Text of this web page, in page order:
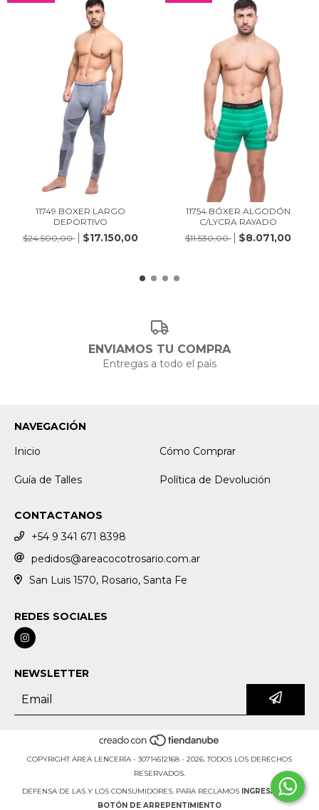
11749 BOXER LARGO
DEPORTIVO
$24.500,00
$17.150,00
11754 BÓXER ALGODÓN
C/LYCRA RAYADO
$11.530,00
$8.071,00
ENVIAMOS TU COMPRA
Entregas a todo el país
NAVEGACIÓN
Inicio
Cómo Comprar
Guía de Talles Política de Devolución
CONTACTANOS
+54 9 341 671 8398
pedidos@areacocotrosario.com.ar
San Luis 1570, Rosario, Santa Fe
REDES SOCIALES
NEWSLETTER
COPYRIGHT AREA LENCERÍA - 30714512168 - 2026. TODOS LOS DERECHOS
RESERVADOS.
DEFENSA DE LAS Y LOS CONSUMIDORES. PARA RECLAMOS INGRESÁ ACÁ.
BOTÓN DE ARREPENTIMIENTO